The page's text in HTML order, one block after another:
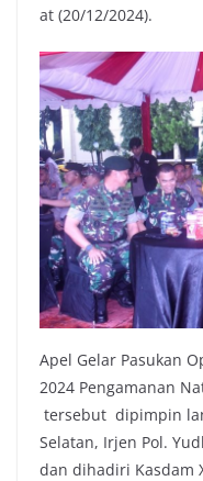
at (20/12/2024).
Apel Gelar Pasukan
2024 Pengamanan
tersebut dipimpin
Selatan, Irjen Pol.
dan dihadiri Kasdam